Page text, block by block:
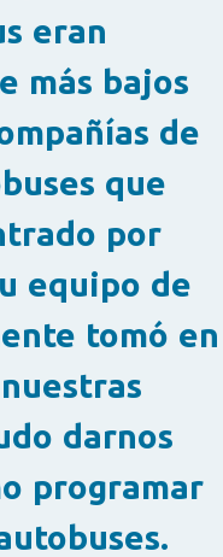
eran
más bajos
de
que
por
equipo de
tomó en
darnos
programar